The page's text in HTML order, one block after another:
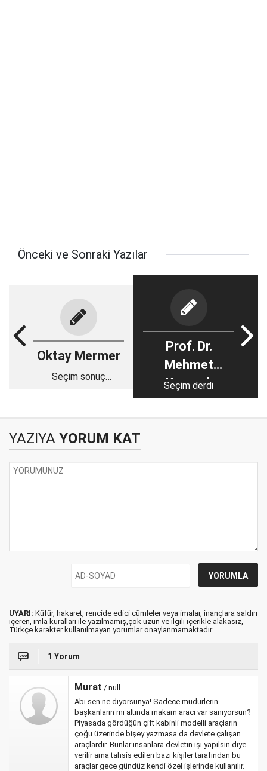
Önceki ve Sonraki Yazılar
Oktay Mermer
Seçim sonuç
Prof. Dr.
Mehmet
Kamanlı
Seçim derdi
YAZIYA YORUM KAT
UYARI: Küfür, hakaret, rencide edici cümleler veya imalar, inançlara saldırı
içeren, imla kuralları ile yazılmamış,çok uzun ve ilgili içerikle alakasız,
Türkçe karakter kullanılmayan yorumlar onaylanmamaktadır.
1 Yorum
Murat / null
Abi sen ne diyorsunya! Sadece müdürlerin
başkanların mı altında makam aracı var sanıyorsun?
Piyasada gördüğün çift kabinli modelli araçların
çoğu üzerinde bişey yazmasa da devlete çalışan
araçlardır. Bunlar insanlara devletin işi yapılsın diye
verilir ama tahsis edilen bazı kişiler tarafından bu
araçlar gece gündüz kendi özel işlerinde kullanılır.